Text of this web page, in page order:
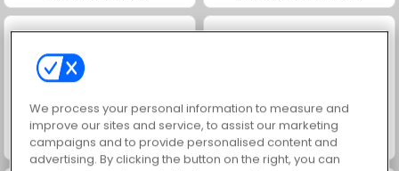
Farm Merge Valley Scala 40
We process your personal information to measure and
improve our sites and service, to assist our marketing
campaigns and to provide personalised content and
advertising. By clicking the button on the right, you can